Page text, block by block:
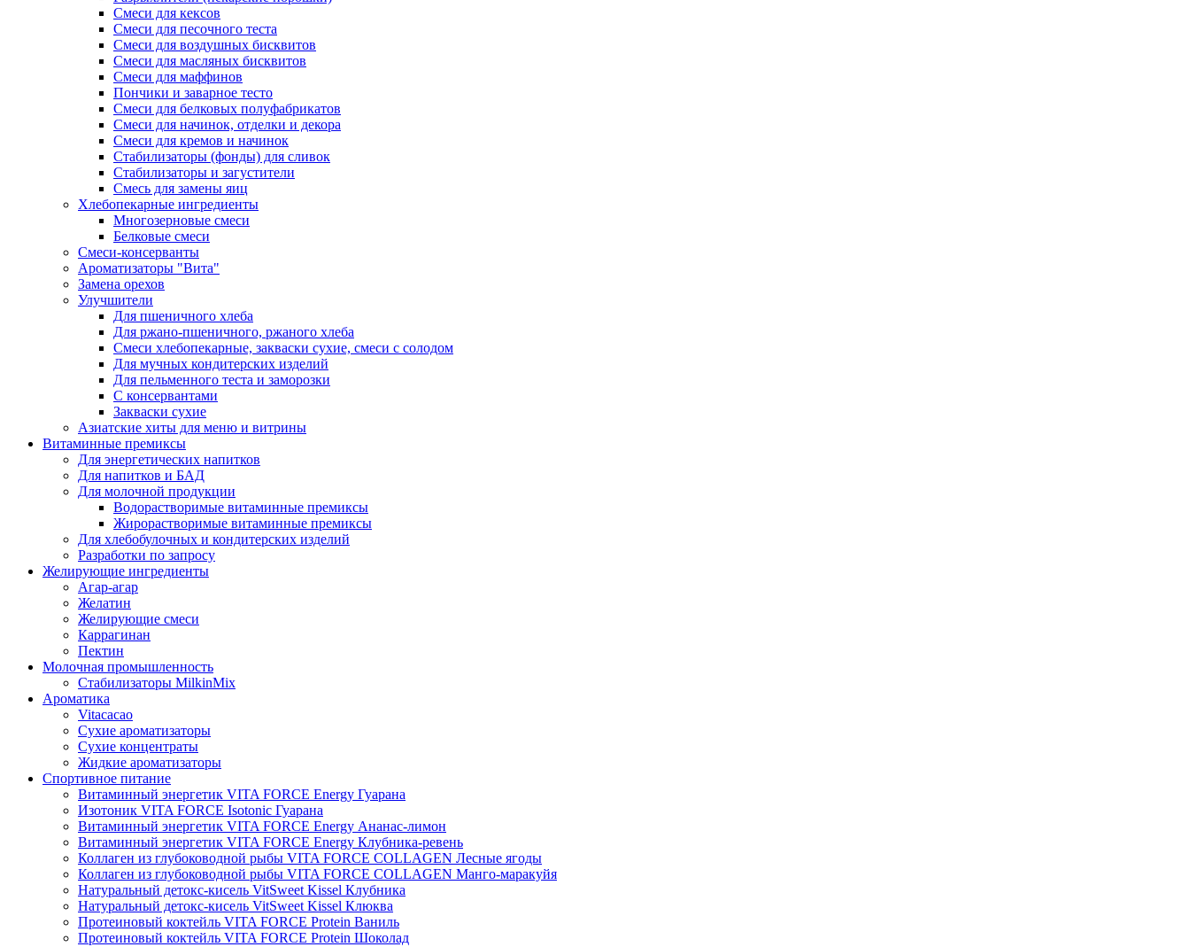
Смеси для кексов
Смеси для песочного теста
Смеси для воздушных бисквитов
Смеси для масляных бисквитов
Смеси для маффинов
Пончики и заварное тесто
Cмеси для белковых полуфабрикатов
Смеси для начинок, отделки и декора
Смеси для кремов и начинок
Стабилизаторы (фонды) для сливок
Стабилизаторы и загустители
Смесь для замены яиц
Хлебопекарные ингредиенты
Многозерновые смеси
Белковые смеси
Смеси-консерванты
Ароматизаторы "Вита"
Замена орехов
Улучшители
Для пшеничного хлеба
Для ржано-пшеничного, ржаного хлеба
Смеси хлебопекарные, закваски сухие, смеси с солодом
Для мучных кондитерских изделий
Для пельменного теста и заморозки
С консервантами
Закваски сухие
Азиатские хиты для меню и витрины
Витаминные премиксы
Для энергетических напитков
Для напитков и БАД
Для молочной продукции
Водорастворимые витаминные премиксы
Жирорастворимые витаминные премиксы
Для хлебобулочных и кондитерских изделий
Разработки по запросу
Желирующие ингредиенты
Агар-агар
Желатин
Желирующие смеси
Каррагинан
Пектин
Молочная промышленность
Стабилизаторы MilkinMix
Ароматика
Vitacacao
Сухие ароматизаторы
Сухие концентраты
Жидкие ароматизаторы
Спортивное питание
Витаминный энергетик VITA FORCE Energy Гуарана
Изотоник VITA FORCE Isotonic Гуарана
Витаминный энергетик VITA FORCE Energy Ананас-лимон
Витаминный энергетик VITA FORCE Energy Клубника-ревень
Коллаген из глубоководной рыбы VITA FORCE COLLAGEN Лесные ягоды
Коллаген из глубоководной рыбы VITA FORCE COLLAGEN Манго-маракуйя
Натуральный детокс-кисель VitSweet Kissel Клубника
Натуральный детокс-кисель VitSweet Kissel Клюква
Протеиновый коктейль VITA FORCE Protein Ваниль
Протеиновый коктейль VITA FORCE Protein Шоколад